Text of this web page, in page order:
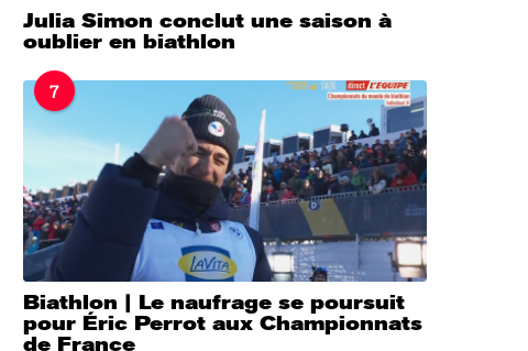
Julia Simon conclut une saison à
oublier en biathlon
7
Biathlon | Le naufrage se poursuit
pour Éric Perrot aux Championnats
de France